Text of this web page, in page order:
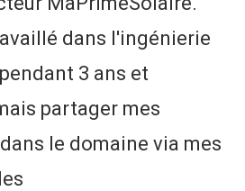
dans l'ingénierie
3 ans et
partager mes
le domaine via mes